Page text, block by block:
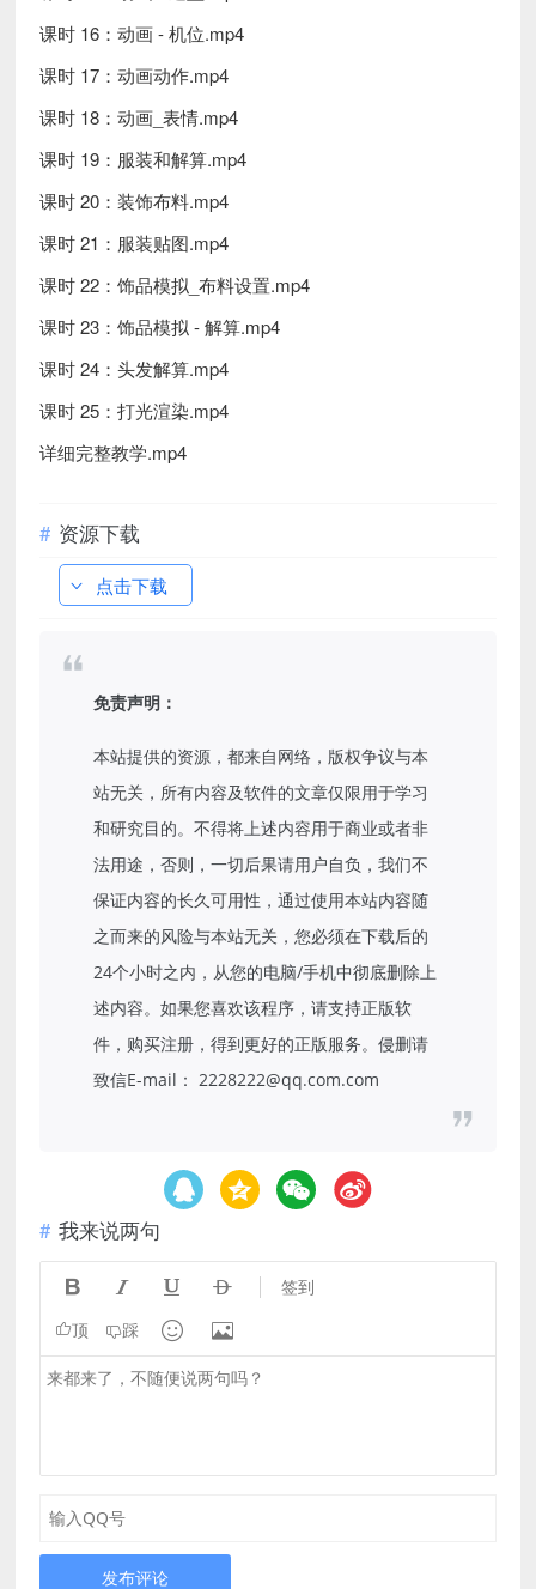
课时 16：动画 - 机位.mp4
课时 17：动画动作.mp4
课时 18：动画_表情.mp4
课时 19：服装和解算.mp4
课时 20：装饰布料.mp4
课时 21：服装贴图.mp4
课时 22：饰品模拟_布料设置.mp4
课时 23：饰品模拟 - 解算.mp4
课时 24：头发解算.mp4
课时 25：打光渲染.mp4
详细完整教学.mp4
资源下载
点击下载
免责声明：
本站提供的资源，都来自网络，版权争议与本
站无关，所有内容及软件的文章仅限用于学习
和研究目的。不得将上述内容用于商业或者非
法用途，否则，一切后果请用户自负，我们不
保证内容的长久可用性，通过使用本站内容随
之而来的风险与本站无关，您必须在下载后的
24个小时之内，从您的电脑/手机中彻底删除上
述内容。如果您喜欢该程序，请支持正版软
件，购买注册，得到更好的正版服务。侵删请
致信E-mail： 2228222@qq.com.com
我来说两句
    签到
顶 踩  
发布评论